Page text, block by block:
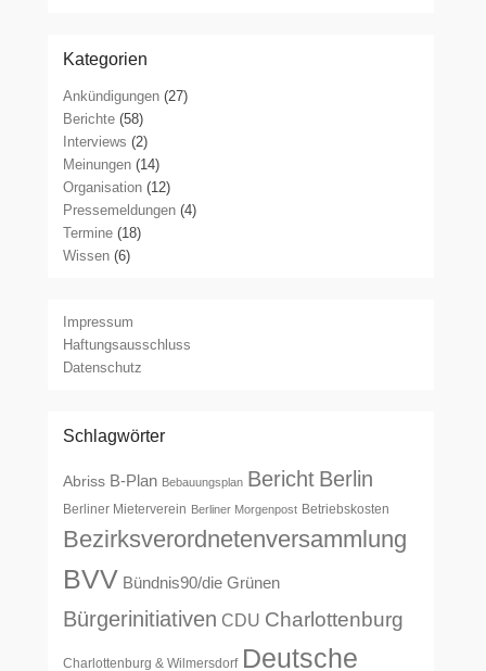
Kategorien
Ankündigungen (27)
Berichte (58)
Interviews (2)
Meinungen (14)
Organisation (12)
Pressemeldungen (4)
Termine (18)
Wissen (6)
Impressum
Haftungsausschluss
Datenschutz
Schlagwörter
Abriss B-Plan Bebauungsplan Bericht Berlin
Berliner Mieterverein Berliner Morgenpost Betriebskosten
Bezirksverordnetenversammlung
BVV Bündnis90/die Grünen
Bürgerinitiativen CDU Charlottenburg
Charlottenburg & Wilmersdorf Deutsche